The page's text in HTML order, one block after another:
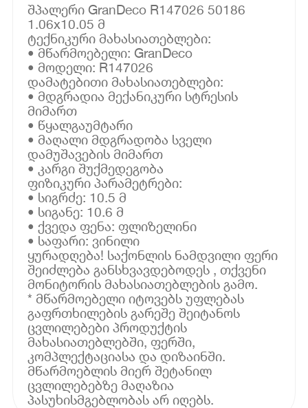
შპალერი GranDeco R147026 50186
1.06x10.05 მ
ტექნიკური მახასიათებლები:
• მწარმოებელი: GranDeco
• მოდელი: R147026
დამატებითი მახასიათებლები:
• მდგრადია მექანიკური სტრესის
მიმართ
• წყალგაუმტარი
• მაღალი მდგრადობა სველი
დამუშავების მიმართ
• კარგი შუქმედეგობა
ფიზიკური პარამეტრები:
• სიგრძე: 10.5 მ
• სიგანე: 10.6 მ
• ქვედა ფენა: ფლიზელინი
• საფარი: ვინილი
ყურადღება! საქონლის ნამდვილი ფერი
შეიძლება განსხვავდებოდეს , თქვენი
მონიტორის მახასიათებლების გამო.
* მწარმოებელი იტოვებს უფლებას
გაფრთხილების გარეშე შეიტანოს
ცვლილებები პროდუქტის
მახასიათებლებში, ფერში,
კომპლექტაციასა და დიზაინში.
მწარმოებლის მიერ შეტანილ
ცვლილებებზე მაღაზია
პასუხისმგებლობას არ იღებს.